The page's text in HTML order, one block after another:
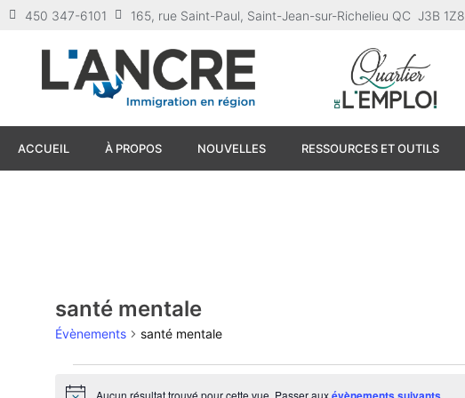
450 347-6101 165, rue Saint-Paul, Saint-Jean-sur-Richelieu QC J3B 1Z8
ACCUEIL À PROPOS NOUVELLES RESSOURCES ET OUTILS
santé mentale
Évènements santé mentale